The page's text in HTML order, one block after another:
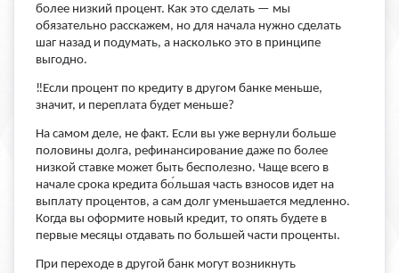
более низкий процент. Как это сделать — мы
обязательно расскажем, но для начала нужно сделать
шаг назад и подумать, а насколько это в принципе
выгодно.
‼️Если процент по кредиту в другом банке меньше,
значит, и переплата будет меньше?
На самом деле, не факт. Если вы уже вернули больше
половины долга, рефинансирование даже по более
низкой ставке может быть бесполезно. Чаще всего в
начале срока кредита бо́льшая часть взносов идет на
выплату процентов, а сам долг уменьшается медленно.
Когда вы оформите новый кредит, то опять будете в
первые месяцы отдавать по большей части проценты.
При переходе в другой банк могут возникнуть